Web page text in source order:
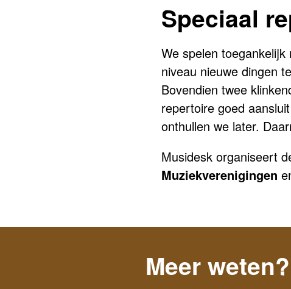
Speciaal
We spelen
niveau nieuwe dingen
Bovendien twee
repertoire goed
onthullen we later.
Musidesk organiseert
Muziekverenigingen
Meer weten?